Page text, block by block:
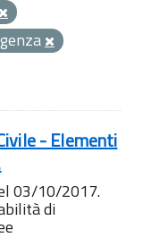
- Elementi
03/10/2017.
di